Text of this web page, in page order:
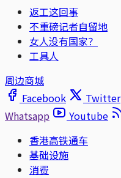
返工这回事
不重磅记者自留地
女人没有国家？
工具人
周边商城
Facebook
Twitter
Whatsapp
Youtube
香港高铁通车
基础设施
消费